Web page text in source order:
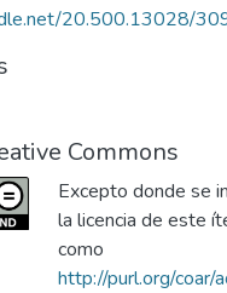
20.500.13028/
Commons
Excepto donde se
la licencia de este
como
http://purl.org/coar/